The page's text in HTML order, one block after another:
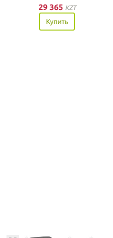
29 365 KZT
Купить